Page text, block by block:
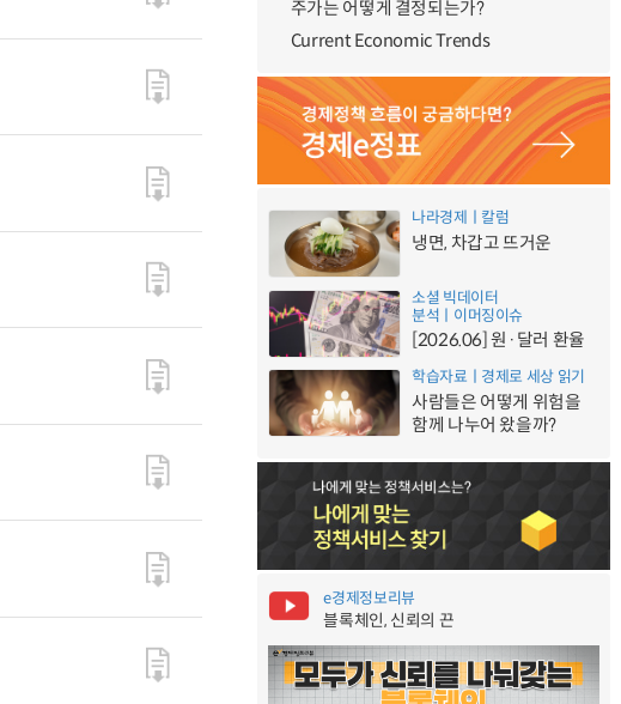
주가는 어떻게 결정되는가?
Current Economic Trends
나라경제ㅣ칼럼
냉면, 차갑고 뜨거운
소셜 빅데이터
분석ㅣ이머징이슈
[2026.06] 원·달러 환율
학습자료ㅣ경제로 세상 읽기
사람들은 어떻게 위험을
함께 나누어 왔을까?
e경제정보리뷰
블록체인, 신뢰의 끈